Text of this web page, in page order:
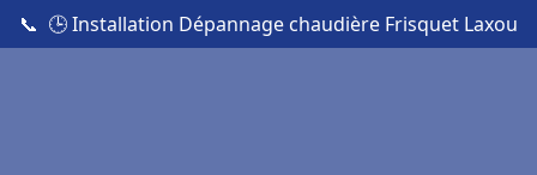
📞 🕒 Installation Dépannage chaudière Frisquet Laxou